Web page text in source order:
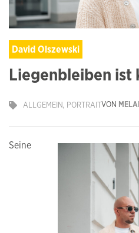
David Olszewski
Liegenbleiben ist
VON
ALLGEMEIN, PORTRAIT
Seine